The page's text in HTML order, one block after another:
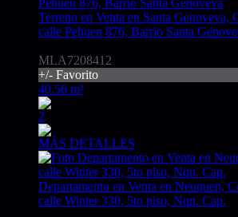
Terreno en Venta en Santa Genoveva,
calle Pehuen 876, Barrio Santa
MLA7208412
+/- Favorito
40.56 m²
2
MÁS DETALLES
Departamento en Venta en Neuquen,
calle Winter 330, 5to piso, Nqn. Cap.